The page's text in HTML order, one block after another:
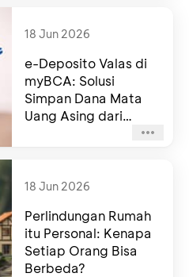
18 Jun 2026
e-Deposito Valas di
myBCA: Solusi
Simpan Dana Mata
Uang Asing dari
18 Jun 2026
Perlindungan Rumah
itu Personal: Kenapa
Setiap Orang Bisa
Berbeda?